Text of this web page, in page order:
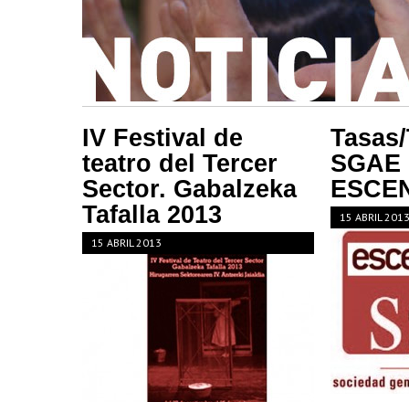
IV Festival de
teatro del Tercer
Sector. Gabalzeka
Tafalla 2013
15 ABRIL 2013
SGAE
15 ABRIL 2013